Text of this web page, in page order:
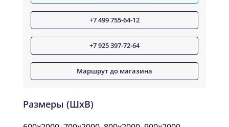
+7 499 755-64-12
+7 925 397-72-64
Маршрут до магазина
Размеры (ШxВ)